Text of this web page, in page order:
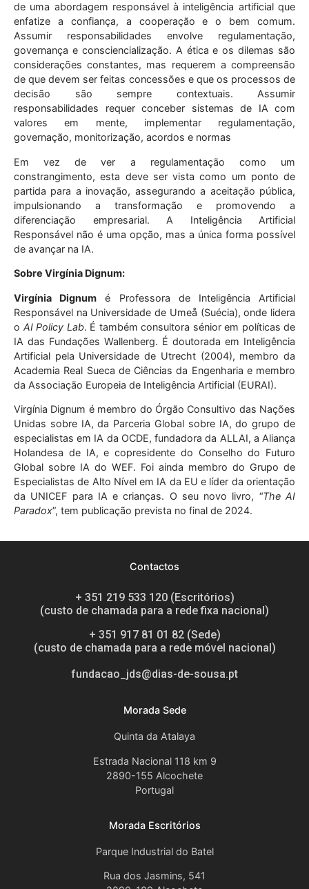
de uma abordagem responsável à inteligência artificial que
enfatize a confiança, a cooperação e o bem comum.
Assumir responsabilidades envolve regulamentação,
governança e consciencialização. A ética e os dilemas são
considerações constantes, mas requerem a compreensão
de que devem ser feitas concessões e que os processos de
decisão são sempre contextuais. Assumir
responsabilidades requer conceber sistemas de IA com
valores em mente, implementar regulamentação,
governação, monitorização, acordos e normas
Em vez de ver a regulamentação como um
constrangimento, esta deve ser vista como um ponto de
partida para a inovação, assegurando a aceitação pública,
impulsionando a transformação e promovendo a
diferenciação empresarial. A Inteligência Artificial
Responsável não é uma opção, mas a única forma possível
de avançar na IA.
Sobre Virgínia Dignum:
Virgínia Dignum é Professora de Inteligência Artificial
Responsável na Universidade de Umeå (Suécia), onde lidera
o AI Policy Lab. É também consultora sénior em políticas de
IA das Fundações Wallenberg. É doutorada em Inteligência
Artificial pela Universidade de Utrecht (2004), membro da
Academia Real Sueca de Ciências da Engenharia e membro
da Associação Europeia de Inteligência Artificial (EURAI).
Virgínia Dignum é membro do Órgão Consultivo das Nações
Unidas sobre IA, da Parceria Global sobre IA, do grupo de
especialistas em IA da OCDE, fundadora da ALLAI, a Aliança
Holandesa de IA, e copresidente do Conselho do Futuro
Global sobre IA do WEF. Foi ainda membro do Grupo de
Especialistas de Alto Nível em IA da EU e líder da orientação
da UNICEF para IA e crianças. O seu novo livro, “The AI
Paradox”, tem publicação prevista no final de 2024.
Contactos
+ 351 219 533 120 (Escritórios)
(custo de chamada para a rede fixa nacional)
+ 351 917 81 01 82 (Sede)
(custo de chamada para a rede móvel nacional)
fundacao_jds@dias-de-sousa.pt
Morada Sede
Quinta da Atalaya
Estrada Nacional 118 km 9
2890-155 Alcochete
Portugal
Morada Escritórios
Parque Industrial do Batel
Rua dos Jasmins, 541